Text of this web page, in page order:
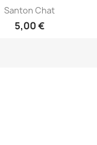
Aperçu rapide
Santon Chat
5,00 €